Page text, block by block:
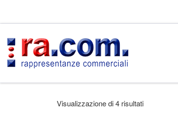
Visualizzazione di 4 risultati